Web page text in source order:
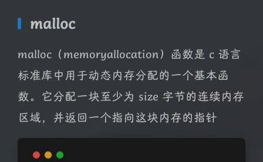
malloc
malloc（memoryallocation）函数是 c 语言
标准库中用于动态内存分配的一个基本函
数。它分配一块至少为 size 字节的连续内存
区域，并返回一个指向这块内存的指针